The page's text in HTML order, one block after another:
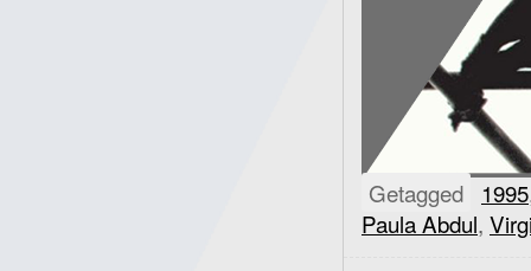
Getagged 1995
Paula Abdul,